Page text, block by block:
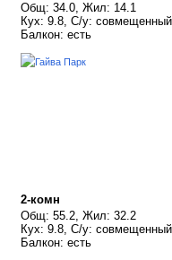
Общ: 34.0, Жил: 14.1
Кух: 9.8, С/у: совмещенный
Балкон: есть
2-комн
Общ: 55.2, Жил: 32.2
Кух: 9.8, С/у: совмещенный
Балкон: есть